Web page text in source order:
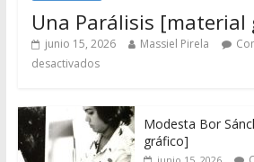
Una Parálisis [material
junio 15, 2026 Massiel Pirela
desactivados
Modesta Bor
gráfico]